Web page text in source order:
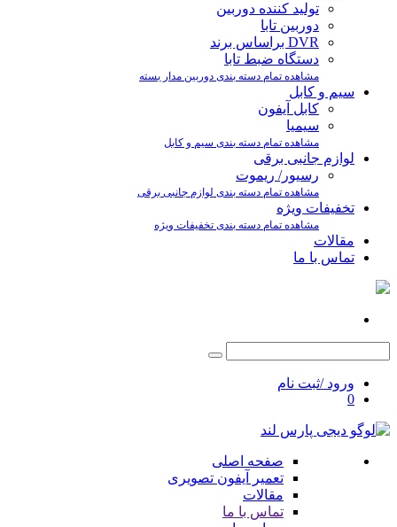
تولید کننده دوربین
دوربین تابا
DVR براساس برند
دستگاه ضبط تابا
مشاهده تمام دسته بندی دوربین مدار بسته
سیم و کابل
کابل آیفون
سیمیا
مشاهده تمام دسته بندی سیم و کابل
لوازم جانبی برقی
رسیور/ ریموت
مشاهده تمام دسته بندی لوازم جانبی برقی
تخفیفات ویژه
مشاهده تمام دسته بندی تخفیفات ویژه
مقالات
تماس با ما
ورود /ثبت نام
0
صفحه اصلی
تعمیر آیفون تصویری
مقالات
تماس با ما